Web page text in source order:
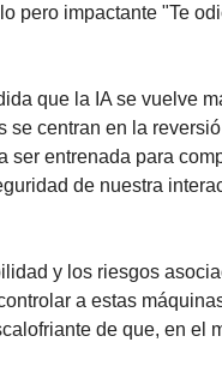
pero impactante "Te
que la IA se vuelve
se centran en la
ser entrenada para
de nuestra
y los riesgos
a estas
de que, en el